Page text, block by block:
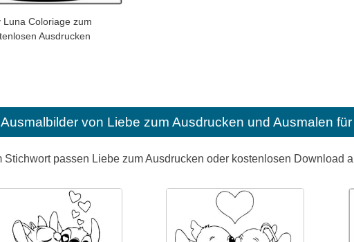
Luna Coloriage zum
Ausdrucken
Ausmalbilder von Liebe zum Ausdrucken und Ausmalen
passen Liebe zum Ausdrucken oder kostenlosen Download